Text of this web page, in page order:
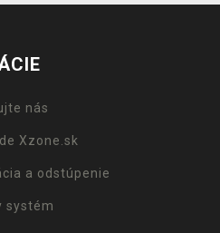
nás
Xzone.sk
a odstúpenie
systém